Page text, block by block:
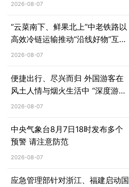
2026-08-07
“云菜南下、鲜果北上”中老铁路以
高效冷链运输推动“沿线好物”互惠
流通
2026-08-07
便捷出行、尽兴而归 外国游客在
风土人情与烟火生活中 “深度游中
国”
2026-08-07
中央气象台8月7日18时发布多个
预警 请注意防范
2026-08-07
应急管理部针对浙江、福建启动国